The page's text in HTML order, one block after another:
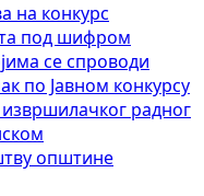
на конкурс
под шифром
се спроводи
по Јавном конкурсу
радног
општине